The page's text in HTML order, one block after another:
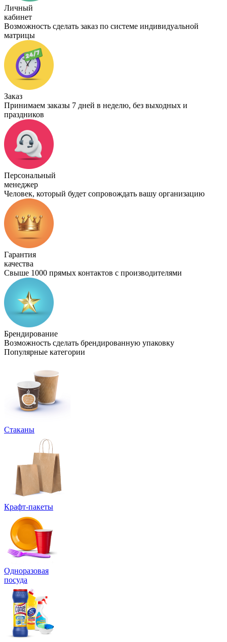
Личный
кабинет
Возможность сделать заказ по системе индивидуальной
матрицы
Заказ
Принимаем заказы 7 дней в неделю, без выходных и
праздников
Персональный
менеджер
Человек, который будет сопровождать вашу организацию
Гарантия
качества
Свыше 1000 прямых контактов с производителями
Брендирование
Возможность сделать брендированную упаковку
Популярные категории
Стаканы
Крафт-пакеты
Одноразовая
посуда